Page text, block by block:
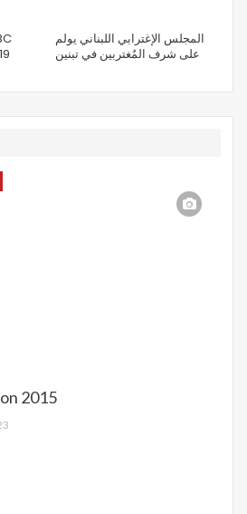
المجلس الإغترابي اللبناني يولم
على شرف المُغتربين في تبنين
2015